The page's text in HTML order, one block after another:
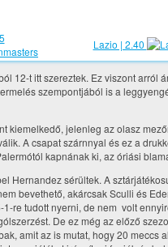
Lazio | 2.40
12-t itt szereztek. Ez viszont
szempontjából is a
kiemelkedő, jelenleg az olasz
A csapat szárnnyal és ez a
kapnának ki, az óriási
Hernandez sérültek. A
bevethető, akárcsak Sculli és
re tudott nyerni, de nem volt
De ez még az előző
amit az is mutat, hogy 20 meccs